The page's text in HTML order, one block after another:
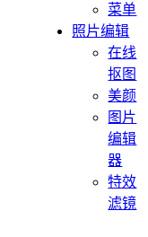
菜单
照片编辑
在线
抠图
美颜
图片
编辑
器
特效
滤镜